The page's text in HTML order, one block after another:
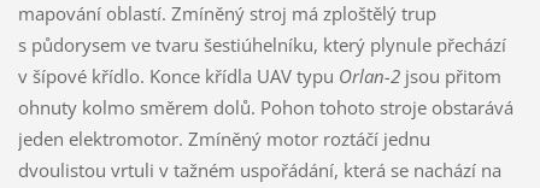
mapování oblastí. Zmíněný stroj má zploštělý trup
s půdorysem ve tvaru šestiúhelníku, který plynule přechází
v šípové křídlo. Konce křídla UAV typu Orlan-2jsou přitom
ohnuty kolmo směrem dolů. Pohon tohoto stroje obstarává
jeden elektromotor. Zmíněný motor roztáčí jednu
dvoulistou vrtuli v tažném uspořádání, která se nachází na